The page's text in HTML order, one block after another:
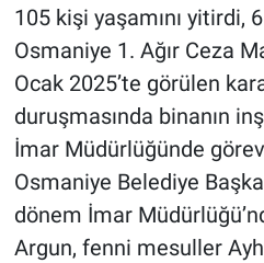
105 kişi yaşamını yitirdi,
Osmaniye 1. Ağır Ceza
Ocak 2025’te görülen
duruşmasında binanın
İmar Müdürlüğünde
Osmaniye Belediye
dönem İmar
Argun, fenni mesuller